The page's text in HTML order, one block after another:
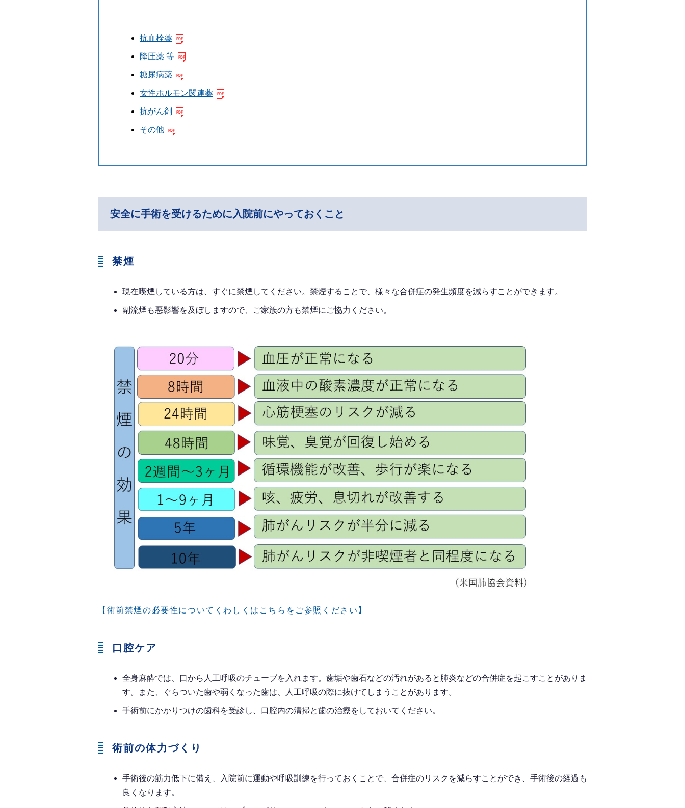
抗血栓薬
降圧薬 等
糖尿病薬
女性ホルモン関連薬
抗がん剤
その他
安全に手術を受けるために入院前にやっておくこと
禁煙
現在喫煙している方は、すぐに禁煙してください。禁煙することで、様々な合併症の発生頻度を減らすことができます。
副流煙も悪影響を及ぼしますので、ご家族の方も禁煙にご協力ください。
【術前禁煙の必要性についてくわしくはこちらをご参照ください】
口腔ケア
全身麻酔では、口から人工呼吸のチューブを入れます。歯垢や歯石などの汚れがあると肺炎などの合併症を起こすことがありま
す。また、ぐらついた歯や弱くなった歯は、人工呼吸の際に抜けてしまうことがあります。
手術前にかかりつけの歯科を受診し、口腔内の清掃と歯の治療をしておいてください。
術前の体力づくり
手術後の筋力低下に備え、入院前に運動や呼吸訓練を行っておくことで、合併症のリスクを減らすことができ、手術後の経過も
良くなります。